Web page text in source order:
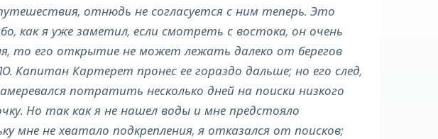
отнюдь не согласуется с ним теперь. Это
как я уже заметил, если смотреть с востока, он очень
то его открытие не может лежать далеко от берегов
Картерет пронес ее гораздо дальше; но его след,
потратить несколько дней на поиски низкого
Но так как я не нашел воды и мне предстояло
мне не хватало подкрепления, я отказался от поисков;